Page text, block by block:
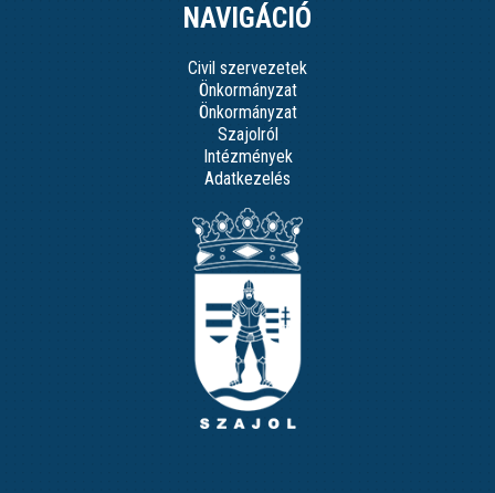
NAVIGÁCIÓ
Civil szervezetek
Önkormányzat
Önkormányzat
Szajolról
Intézmények
Adatkezelés